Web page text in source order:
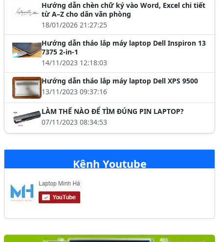
Hướng dẫn chèn chữ ký vào Word, Excel chi tiết
từ A–Z cho dân văn phòng
18/01/2026 21:27:25
Hướng dẫn tháo lắp máy laptop Dell Inspiron 13
7375 2-in-1
14/11/2023 12:18:03
Hướng dẫn tháo lắp máy laptop Dell XPS 9500
13/11/2023 09:37:16
LÀM THẾ NÀO ĐỂ TÌM ĐÚNG PIN LAPTOP?
07/11/2023 08:34:53
Kênh Youtube